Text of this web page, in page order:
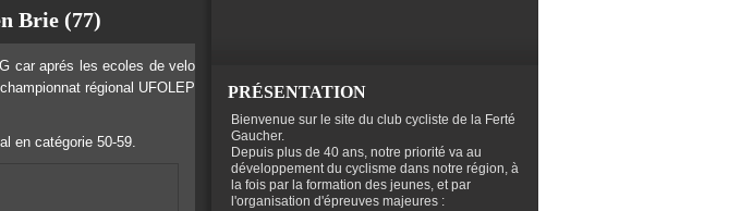
Brie (77)
car aprés les ecoles de velo
régional UFOLEP
en catégorie 50-59.
PRÉSENTATION
Bienvenue sur le site du club cycliste de la Ferté
Gaucher.
Depuis plus de 40 ans, notre priorité va au
développement du cyclisme dans notre région, à
la fois par la formation des jeunes, et par
l'organisation d'épreuves majeures :